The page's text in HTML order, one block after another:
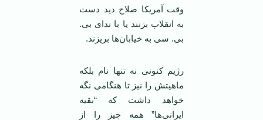
وقت آمریکا صلاح دید دست
به انقلاب بزنند یا با ندای بی.
بی. سی به خیابان‌ها بریزند.
رژیم کنونی نه تنها نام بلکه
ماهیتش را نیز تا هنگامی نگه
خواهد داشت که “بقیه
ایرانی‌ها” همه چیز را از